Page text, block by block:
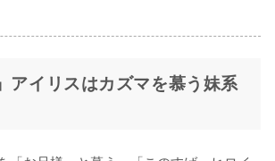
アイリスはカズマを慕う妹系